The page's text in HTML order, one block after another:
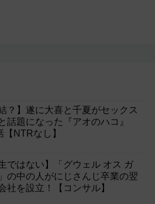
結？】遂に大喜と千夏がセックス
話題になった『アオのハコ』
【NTRなし】
生ではない】「グウェル オス ガ
の中の人がにじさんじ卒業の翌
社を設立！【コンサル】